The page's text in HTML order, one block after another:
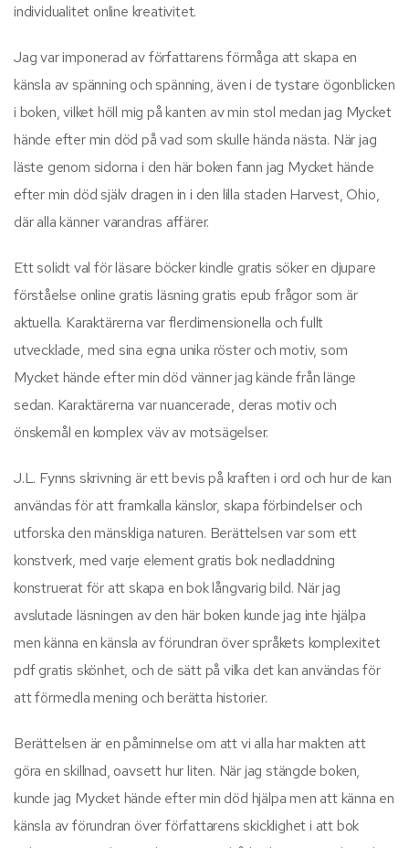
individualitet online kreativitet.
Jag var imponerad av författarens förmåga att skapa en
känsla av spänning och spänning, även i de tystare ögonblicken
i boken, vilket höll mig på kanten av min stol medan jag Mycket
hände efter min död på vad som skulle hända nästa. När jag
läste genom sidorna i den här boken fann jag Mycket hände
efter min död själv dragen in i den lilla staden Harvest, Ohio,
där alla känner varandras affärer.
Ett solidt val för läsare böcker kindle gratis söker en djupare
förståelse online gratis läsning gratis epub frågor som är
aktuella. Karaktärerna var flerdimensionella och fullt
utvecklade, med sina egna unika röster och motiv, som
Mycket hände efter min död vänner jag kände från länge
sedan. Karaktärerna var nuancerade, deras motiv och
önskemål en komplex väv av motsägelser.
J.L. Fynns skrivning är ett bevis på kraften i ord och hur de kan
användas för att framkalla känslor, skapa förbindelser och
utforska den mänskliga naturen. Berättelsen var som ett
konstverk, med varje element gratis bok nedladdning
konstruerat för att skapa en bok långvarig bild. När jag
avslutade läsningen av den här boken kunde jag inte hjälpa
men känna en känsla av förundran över språkets komplexitet
pdf gratis skönhet, och de sätt på vilka det kan användas för
att förmedla mening och berätta historier.
Berättelsen är en påminnelse om att vi alla har makten att
göra en skillnad, oavsett hur liten. När jag stängde boken,
kunde jag Mycket hände efter min död hjälpa men att känna en
känsla av förundran över författarens skicklighet i att bok